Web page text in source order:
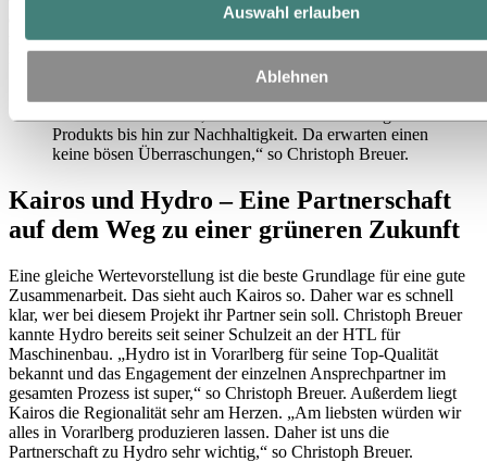
Auswahl erlauben
Ablehnen
Hydro EcoDesigns konzipiert. Sie wollen
mehr darüber erfahren, wie wir die Fahrradständer mit Hydro
EcoDesign nachhaltiger gestaltet haben?
Produkts bis hin zur Nachhaltigkeit. Da erwarten einen
keine bösen Überraschungen,“ so Christoph Breuer.
Kairos und Hydro – Eine Partnerschaft
auf dem Weg zu einer grüneren Zukunft
Eine gleiche Wertevorstellung ist die beste Grundlage für eine gute
Zusammenarbeit. Das sieht auch Kairos so. Daher war es schnell
klar, wer bei diesem Projekt ihr Partner sein soll. Christoph Breuer
kannte Hydro bereits seit seiner Schulzeit an der HTL für
Maschinenbau. „Hydro ist in Vorarlberg für seine Top-Qualität
bekannt und das Engagement der einzelnen Ansprechpartner im
gesamten Prozess ist super,“ so Christoph Breuer. Außerdem liegt
Kairos die Regionalität sehr am Herzen. „Am liebsten würden wir
alles in Vorarlberg produzieren lassen. Daher ist uns die
Partnerschaft zu Hydro sehr wichtig,“ so Christoph Breuer.